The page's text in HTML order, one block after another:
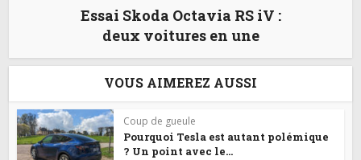
Essai Skoda Octavia RS iV :
deux voitures en une
VOUS AIMEREZ AUSSI
Coup de gueule
Pourquoi Tesla est autant polémique
? Un point avec le...